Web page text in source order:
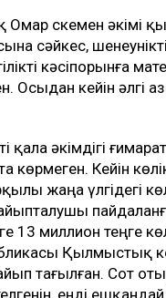
Өскемен әкімі
сәйкес,
кәсіпорынға
Осыдан кейін
қала әкімдігі
көрмеген. Кейін
жаңа үлгідегі
айыпталушы
13 миллион теңге
Қылмыстық
тағылған. Сот
енді